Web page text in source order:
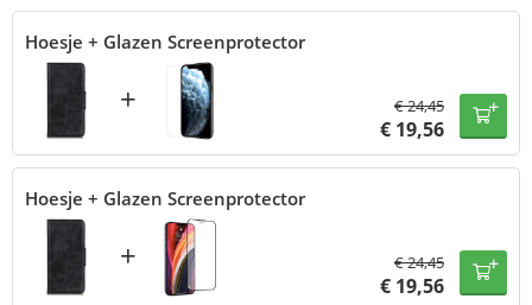
Hoesje + Glazen Screenprotector
+ €24,45
€ 19,56
Hoesje + Glazen Screenprotector
+ €24,45
€ 19,56